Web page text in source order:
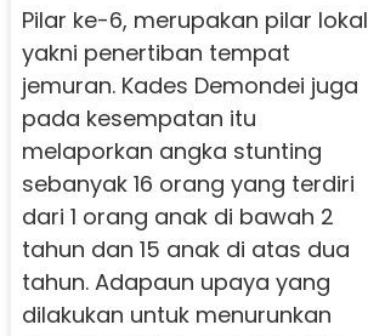
Pilar ke-6, merupakan pilar lokal
yakni penertiban tempat
jemuran. Kades Demondei juga
pada kesempatan itu
melaporkan angka stunting
sebanyak 16 orang yang terdiri
dari 1 orang anak di bawah 2
tahun dan 15 anak di atas dua
tahun. Adapaun upaya yang
dilakukan untuk menurunkan